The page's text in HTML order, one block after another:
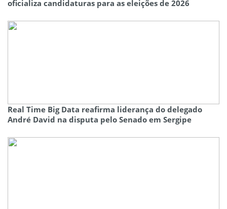
oficializa candidaturas para as eleições de 2026
Real Time Big Data reafirma liderança do delegado
André David na disputa pelo Senado em Sergipe